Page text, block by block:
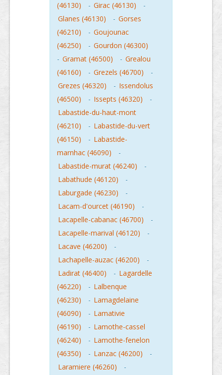
(46130)
- Girac (46130)
-
Glanes (46130)
- Gorses
(46210)
- Goujounac
(46250)
- Gourdon (46300)
- Gramat (46500) - Grealou
(46160)
- Grezels (46700)
-
Grezes (46320)
- Issendolus
(46500)
- Issepts (46320)
-
Labastide-du-haut-mont
(46210)
- Labastide-du-vert
(46150)
- Labastide-
marnhac (46090)
-
Labastide-murat (46240)
-
Labathude (46120)
-
Laburgade (46230)
-
Lacam-d'ourcet (46190)
-
Lacapelle-cabanac (46700)
-
Lacapelle-marival (46120)
-
Lacave (46200)
-
Lachapelle-auzac (46200)
-
Ladirat (46400)
- Lagardelle
(46220)
- Lalbenque
(46230)
- Lamagdelaine
(46090)
- Lamativie
(46190)
- Lamothe-cassel
(46240)
- Lamothe-fenelon
(46350)
- Lanzac (46200)
-
Laramiere (46260)
-